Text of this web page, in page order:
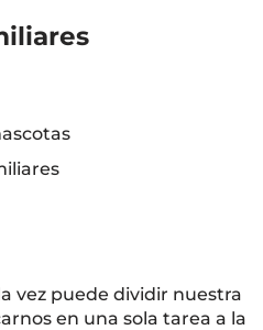
vez puede dividir nuestra
en una sola tarea a la